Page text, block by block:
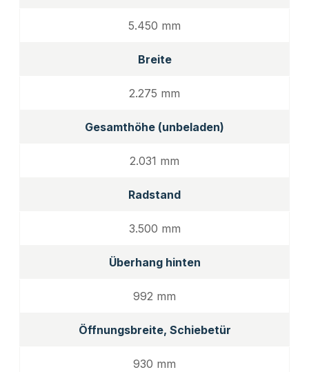
5.450 mm
Breite
2.275 mm
Gesamthöhe (unbeladen)
2.031 mm
Radstand
3.500 mm
Überhang hinten
992 mm
Öffnungsbreite, Schiebetür
930 mm